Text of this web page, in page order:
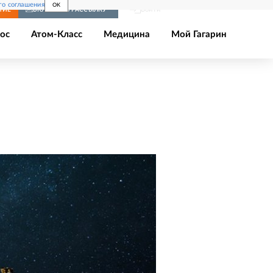
соглашения OK
ВКЛЮЧИТЬ РАССЫЛКУ
Атом-Класс Медицина Мой Гагарин